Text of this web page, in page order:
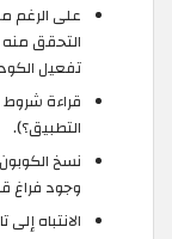
على الرغم
التحقق منه
تفعيل
قراءة
التطبيق؟).
نسخ
وجود فراغ
الانتباه